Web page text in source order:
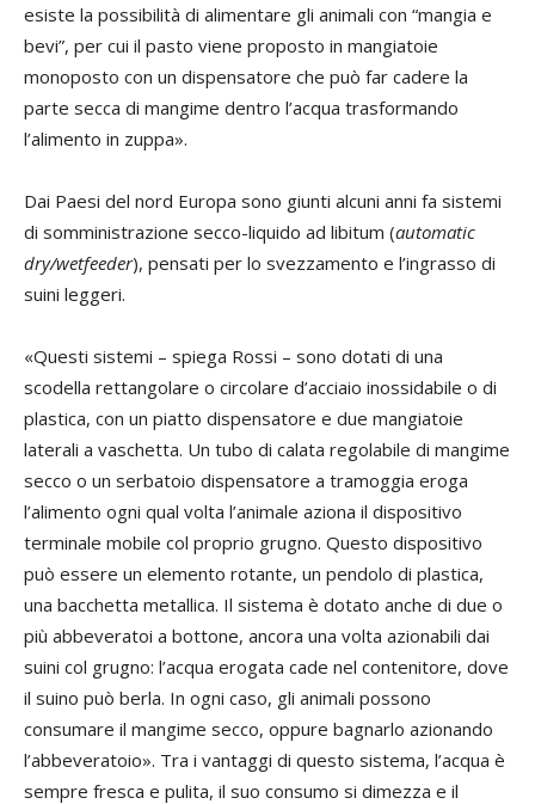
esiste la possibilità di alimentare gli animali con “mangia e
bevi”, per cui il pasto viene proposto in mangiatoie
monoposto con un dispensatore che può far cadere la
parte secca di mangime dentro l’acqua trasformando
l’alimento in zuppa».
Dai Paesi del nord Europa sono giunti alcuni anni fa sistemi
di somministrazione secco-liquido ad libitum (automatic
dry/wetfeeder), pensati per lo svezzamento e l’ingrasso di
suini leggeri.
«Questi sistemi – spiega Rossi – sono dotati di una
scodella rettangolare o circolare d’acciaio inossidabile o di
plastica, con un piatto dispensatore e due mangiatoie
laterali a vaschetta. Un tubo di calata regolabile di mangime
secco o un serbatoio dispensatore a tramoggia eroga
l’alimento ogni qual volta l’animale aziona il dispositivo
terminale mobile col proprio grugno. Questo dispositivo
può essere un elemento rotante, un pendolo di plastica,
una bacchetta metallica. Il sistema è dotato anche di due o
più abbeveratoi a bottone, ancora una volta azionabili dai
suini col grugno: l’acqua erogata cade nel contenitore, dove
il suino può berla. In ogni caso, gli animali possono
consumare il mangime secco, oppure bagnarlo azionando
l’abbeveratoio». Tra i vantaggi di questo sistema, l’acqua è
sempre fresca e pulita, il suo consumo si dimezza e il